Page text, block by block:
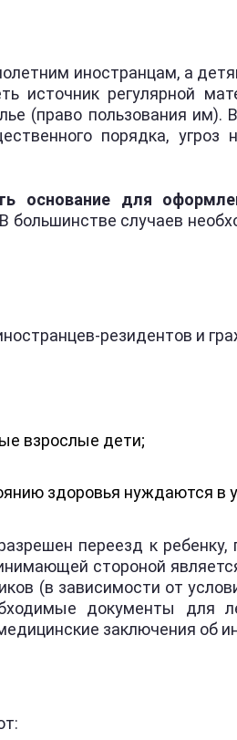
иностранцам, а
источник регулярной
(право пользования им).
порядка, угроз
основание для
большинстве случаев
резидентов и
взрослые дети;
здоровья нуждаются в
переезд к
стороной
(в зависимости от
документы для
заключения об